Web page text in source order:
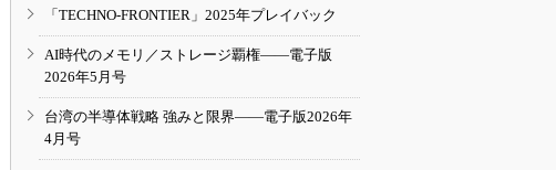
「TECHNO-FRONTIER」2025年プレイバック
AI時代のメモリ／ストレージ覇権――電子版
2026年5月号
台湾の半導体戦略 強みと限界――電子版2026年
4月号